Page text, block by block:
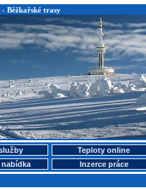
Běžkařské trasy
Teploty online
Inzerce práce